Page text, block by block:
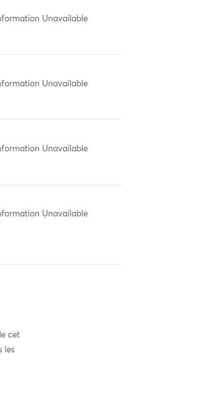
Unavailable
Unavailable
Unavailable
Unavailable
cet
les